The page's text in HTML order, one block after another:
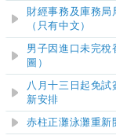
財經事務及庫務局
（只有中文）
男子因進口未完
圖）
八月十三日起免
新安排
赤柱正灘泳灘重新